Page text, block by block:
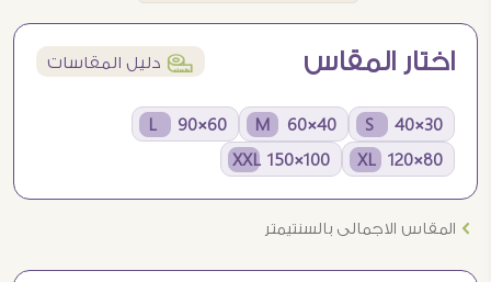
اختار المقاس í دليل المقاسات
30×40 S
40×60 M
60×90 L
80×120 XL
100×150 XXL
Ö المقاس الاجمالى بالسنتيمتر